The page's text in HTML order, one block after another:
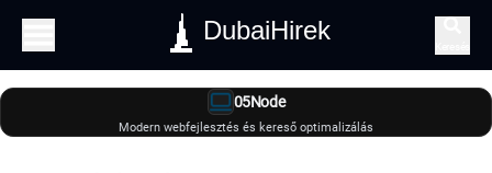
DubaiHirek
05Node
Modern webfejlesztés és kereső optimalizálás